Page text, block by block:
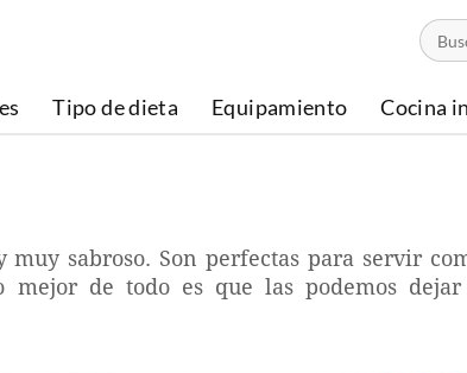
Tipo de dieta Equipamiento Cocina
sabroso. Son perfectas para servir
de todo es que las podemos